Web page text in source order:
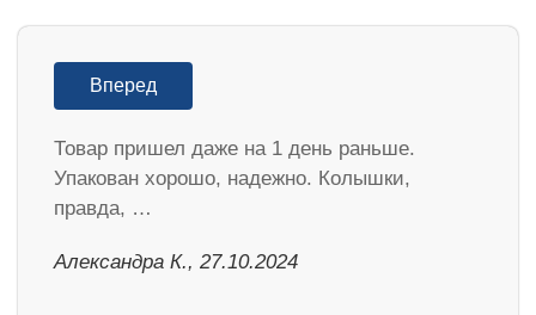
Вперед
Товар пришел даже на 1 день раньше.
Упакован хорошо, надежно. Колышки,
правда, …
Александра К., 27.10.2024